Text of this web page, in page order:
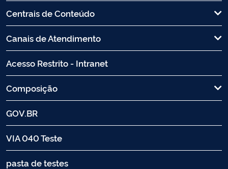
Centrais de Conteúdo
Canais de Atendimento
Acesso Restrito - Intranet
Composição
GOV.BR
VIA 040 Teste
pasta de testes